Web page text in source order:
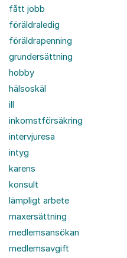
fått jobb
föräldraledig
föräldrapenning
grundersättning
hobby
hälsoskäl
ill
inkomstförsäkring
intervjuresa
intyg
karens
konsult
lämpligt arbete
maxersättning
medlemsansökan
medlemsavgift